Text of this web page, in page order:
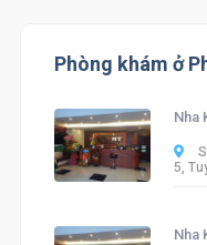
Phòng khám ở
Nha
5,
Nha